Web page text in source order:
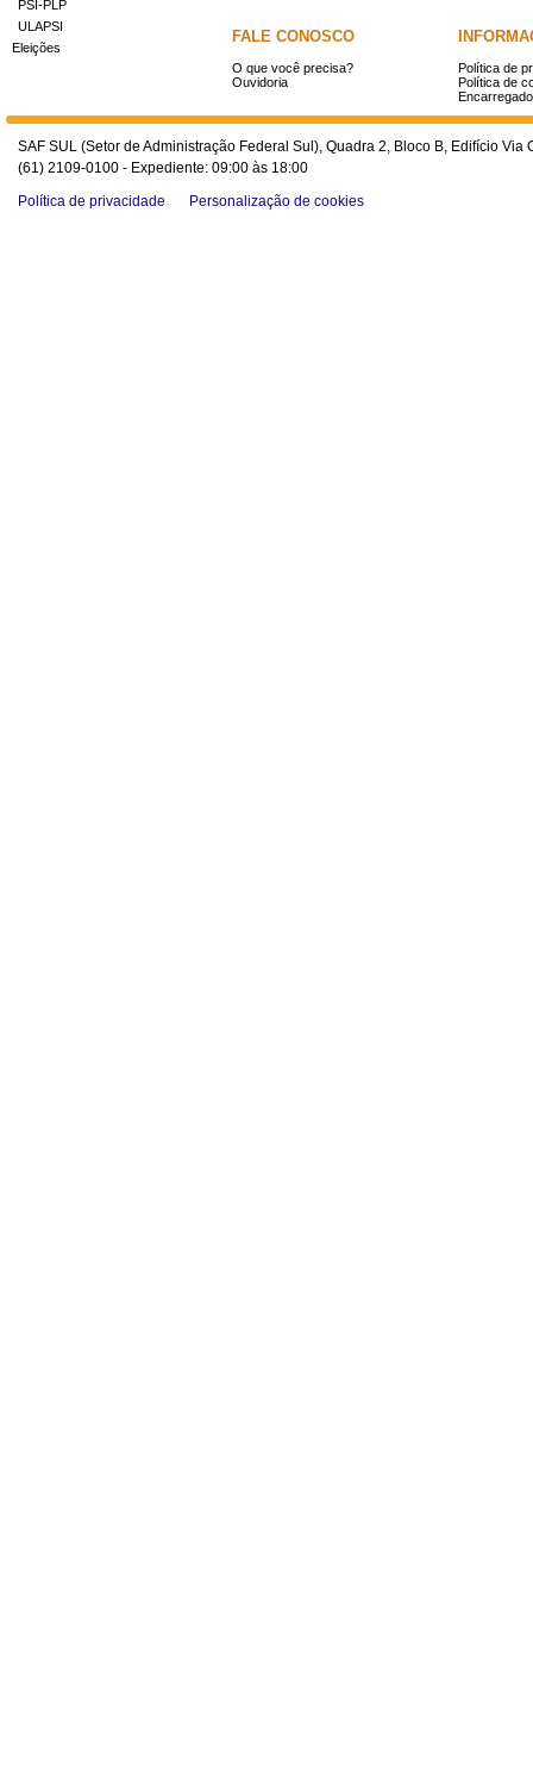
PSI-PLP
ULAPSI
Eleições
FALE CONOSCO
O que você precisa?
Ouvidoria
Política de
Política de
SAF SUL (Setor de Administração Federal Sul), Quadra 2, Bloco B, Edifício
(61) 2109-0100 - Expediente: 09:00 às 18:00
Política de privacidade
Personalização de cookies